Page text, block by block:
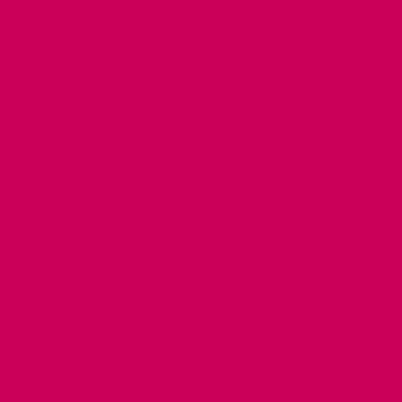
(laten)
Het
Kosten
loopt via de
partij zelf
De voor